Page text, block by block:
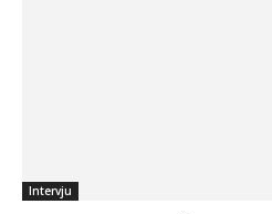
Intervju